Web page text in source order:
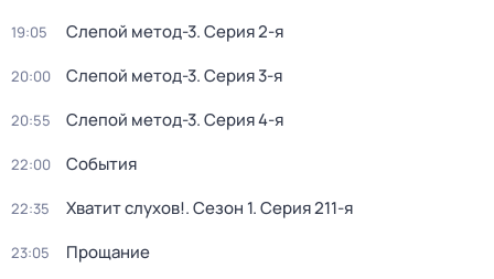
19:05 Слепой метод-3. Серия 2-я
20:00 Слепой метод-3. Серия 3-я
20:55 Слепой метод-3. Серия 4-я
22:00 События
22:35 Хватит слухов!. Сезон 1. Серия 211-я
23:05 Прощание